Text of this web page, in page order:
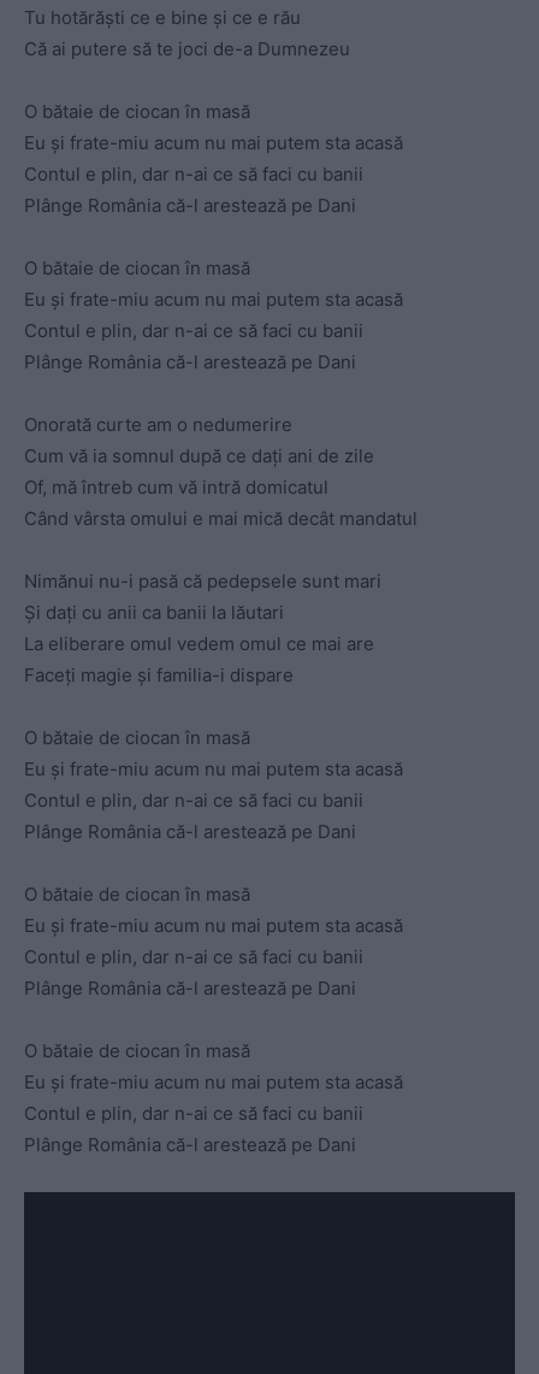
Tu hotărăști ce e bine și ce e rău
Că ai putere să te joci de-a Dumnezeu
O bătaie de ciocan în masă
Eu și frate-miu acum nu mai putem sta acasă
Contul e plin, dar n-ai ce să faci cu banii
Plânge România că-l arestează pe Dani
O bătaie de ciocan în masă
Eu și frate-miu acum nu mai putem sta acasă
Contul e plin, dar n-ai ce să faci cu banii
Plânge România că-l arestează pe Dani
Onorată curte am o nedumerire
Cum vă ia somnul după ce dați ani de zile
Of, mă întreb cum vă intră domicatul
Când vârsta omului e mai mică decât mandatul
Nimănui nu-i pasă că pedepsele sunt mari
Și dați cu anii ca banii la lăutari
La eliberare omul vedem omul ce mai are
Faceți magie și familia-i dispare
O bătaie de ciocan în masă
Eu și frate-miu acum nu mai putem sta acasă
Contul e plin, dar n-ai ce să faci cu banii
Plânge România că-l arestează pe Dani
O bătaie de ciocan în masă
Eu și frate-miu acum nu mai putem sta acasă
Contul e plin, dar n-ai ce să faci cu banii
Plânge România că-l arestează pe Dani
O bătaie de ciocan în masă
Eu și frate-miu acum nu mai putem sta acasă
Contul e plin, dar n-ai ce să faci cu banii
Plânge România că-l arestează pe Dani